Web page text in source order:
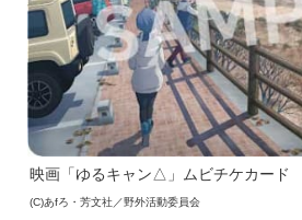
映画「ゆるキャン△」ムビチケカード
(C)あfろ・芳文社／野外活動委員会